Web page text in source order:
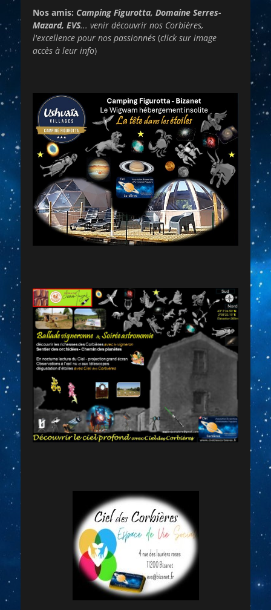
Nos amis: Camping Figurotta, Domaine Serres-
Mazard, EVS... venir découvrir nos Corbières,
l'excellence pour nos passionnés (click sur image
accès à leur info)